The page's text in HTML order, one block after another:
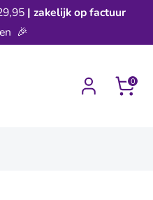
| zakelijk op factuur
🎉
0